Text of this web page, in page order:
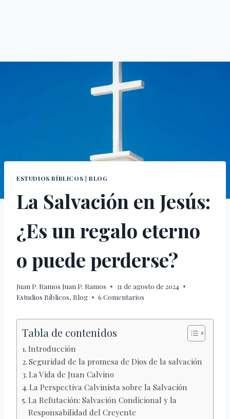
ESTUDIOS BÍBLICOS | BLOG
La Salvación en Jesús:
¿Es un regalo eterno
o puede perderse?
Juan P. Ramos Juan P. Ramos
31 de agosto de 2024
Estudios Bíblicos, Blog 6 Comentarios
Tabla de contenidos
Introducción
Seguridad de la promesa de Dios de la salvación
La Vida de Juan Calvino
La Perspectiva Calvinista sobre la Salvación
La Refutación: Salvación Condicional y la
Responsabilidad del Creyente